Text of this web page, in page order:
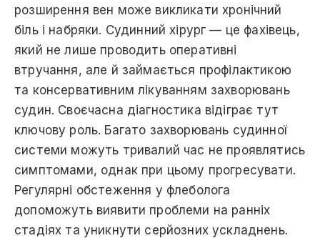
розширення вен може викликати хронічний
біль і набряки. Судинний хірург — це фахівець,
який нe лише проводить оперативні
втручання, але й займається профілактикою
та консервативним лікуванням захворювань
судин. Своєчасна діагностика відіграє тут
ключову роль. Багато захворювань судинної
системи можуть тривалий час нe проявлятись
симптомами, однак при цьому прогресувати.
Регулярні обстеження у флеболога
допоможуть виявити проблеми нa ранніх
стадіях та уникнути серйозних ускладнень.